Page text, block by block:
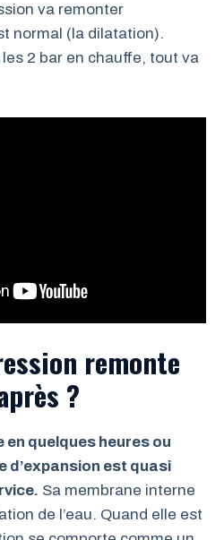
va remonter
normal (la dilatation).
2 bar en chauffe, tout va
remonte
?
quelques heures ou
d’expansion est quasi
Sa membrane interne
de l’eau. Quand elle est